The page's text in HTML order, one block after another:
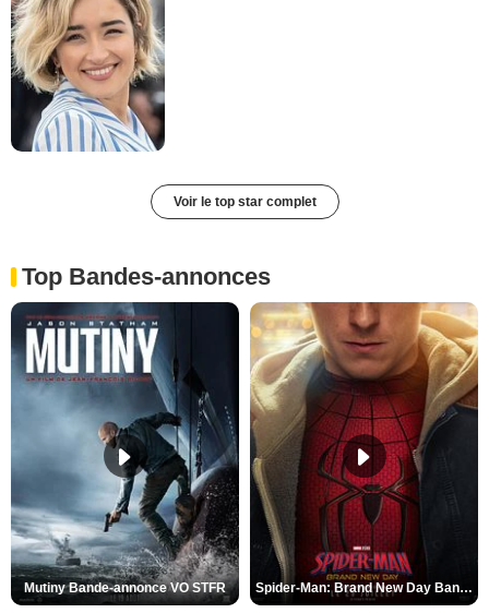
Voir le top star complet
Top Bandes-annonces
Mutiny Bande-annonce VO STFR Spider-Man: Brand New Day Bande-annonce VO STFR